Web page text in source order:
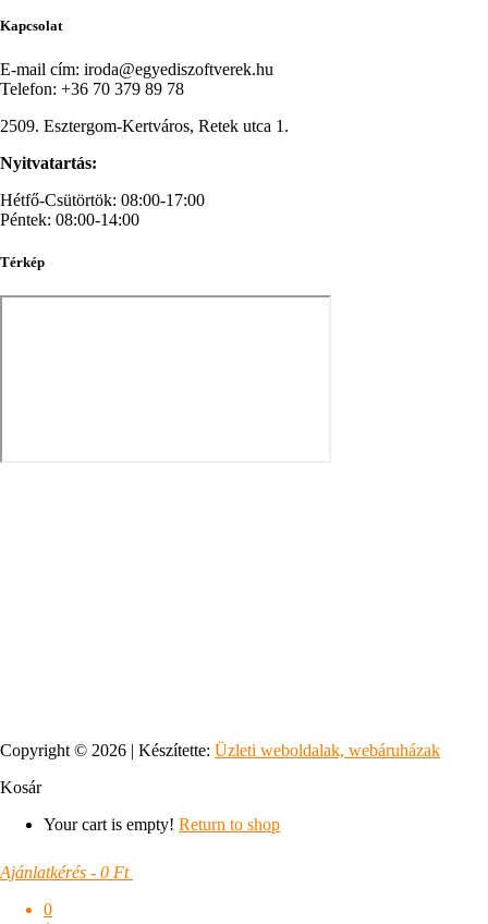
Kapcsolat
E-mail cím: iroda@egyediszoftverek.hu
Telefon: +36 70 379 89 78
2509. Esztergom-Kertváros, Retek utca 1.
Nyitvatartás:
Hétfő-Csütörtök: 08:00-17:00
Péntek: 08:00-14:00
Térkép
Copyright © 2026 | Készítette: Üzleti weboldalak, webáruházak
Kosár
Your cart is empty! Return to shop
Ajánlatkérés - 0 Ft
0